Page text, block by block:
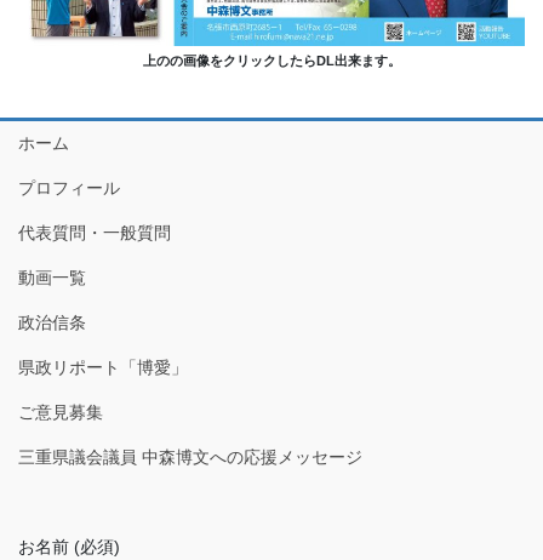
上のの画像をクリックしたらDL出来ます。
ホーム
プロフィール
代表質問・一般質問
動画一覧
政治信条
県政リポート「博愛」
ご意見募集
三重県議会議員 中森博文への応援メッセージ
お名前 (必須)